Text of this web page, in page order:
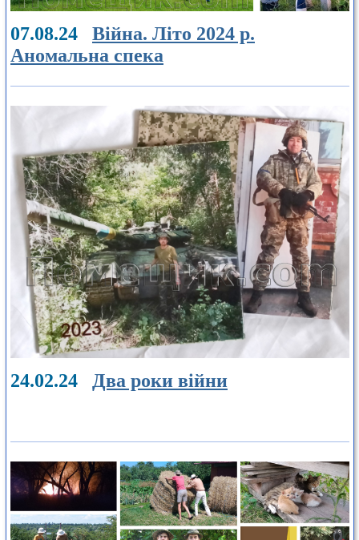
07.08.24 Війна. Літо 2024 р.
Аномальна спека
24.02.24 Два роки війни